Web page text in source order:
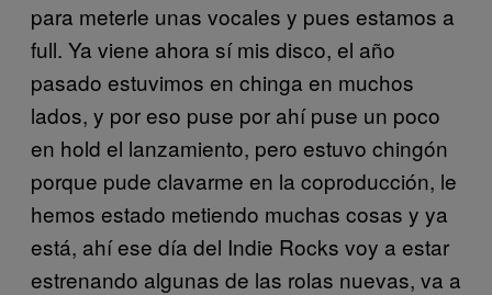
para meterle unas vocales y pues estamos a
full. Ya viene ahora sí mis disco, el año
pasado estuvimos en chinga en muchos
lados, y por eso puse por ahí puse un poco
en hold el lanzamiento, pero estuvo chingón
porque pude clavarme en la coproducción, le
hemos estado metiendo muchas cosas y ya
está, ahí ese día del Indie Rocks voy a estar
estrenando algunas de las rolas nuevas, va a